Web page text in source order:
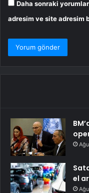
Daha sonraki
adresim ve site adresim
el